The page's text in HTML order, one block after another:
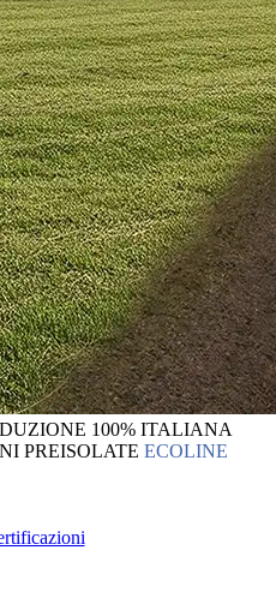
100% ITALIANA
PREISOLATE ECOLINE